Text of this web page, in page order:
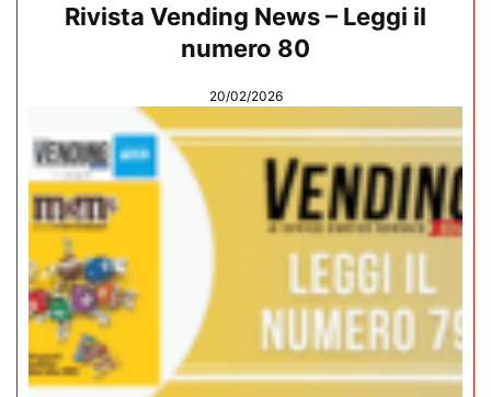
Rivista Vending News – Leggi il
numero 80
20/02/2026